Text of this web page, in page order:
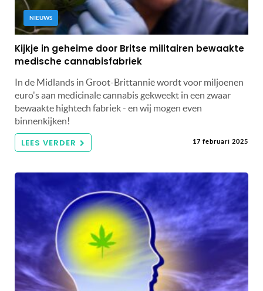
NIEUWS
Kijkje in geheime door Britse militairen bewaakte
medische cannabisfabriek
In de Midlands in Groot-Brittannië wordt voor miljoenen
euro's aan medicinale cannabis gekweekt in een zwaar
bewaakte hightech fabriek - en wij mogen even
binnenkijken!
LEES VERDER 17 februari 2025